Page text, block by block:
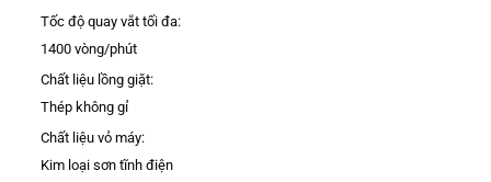
Tốc độ quay vắt tối đa:
1400 vòng/phút
Chất liệu lồng giặt:
Thép không gỉ
Chất liệu vỏ máy:
Kim loại sơn tĩnh điện